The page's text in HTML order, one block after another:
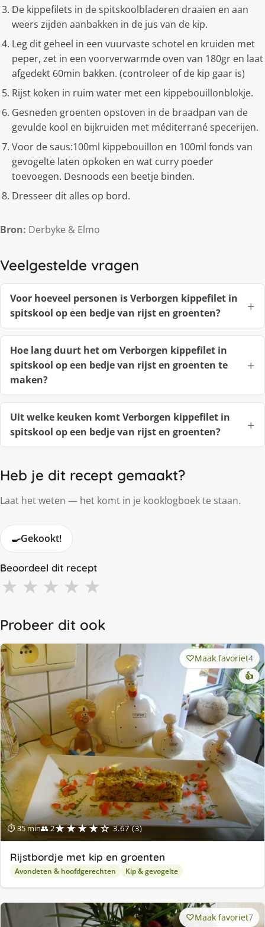
De kippefilets in de spitskoolbladeren draaien en aan
weers zijden aanbakken in de jus van de kip.
Leg dit geheel in een vuurvaste schotel en kruiden met
peper, zet in een voorverwarmde oven van 180gr en laat
afgedekt 60min bakken. (controleer of de kip gaar is)
Rijst koken in ruim water met een kippebouillonblokje.
Gesneden groenten opstoven in de braadpan van de
gevulde kool en bijkruiden met méditerrané specerijen.
Voor de saus:100ml kippebouillon en 100ml fonds van
gevogelte laten opkoken en wat curry poeder
toevoegen. Desnoods een beetje binden.
Dresseer dit alles op bord.
Bron: Derbyke & Elmo
Veelgestelde vragen
Voor hoeveel personen is Verborgen kippefilet in
spitskool op een bedje van rijst en groenten?
Hoe lang duurt het om Verborgen kippefilet in
spitskool op een bedje van rijst en groenten te
maken?
Uit welke keuken komt Verborgen kippefilet in
spitskool op een bedje van rijst en groenten?
Heb je dit recept gemaakt?
Laat het weten — het komt in je kooklogboek te staan.
🍳Gekookt!
Beoordeel dit recept
★ ★ ★ ★ ★
Probeer dit ook
⏱ 35 min👥 2★★★★☆ 3.67 (3)
Maak favoriet4
👍
Rijstbordje met kip en groenten
Avondeten & hoofdgerechten Kip & gevogelte
Maak favoriet7